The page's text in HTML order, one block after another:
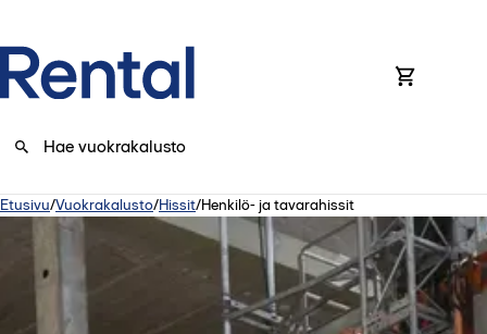
Etusivu/Vuokrakalusto/Hissit/Henkilö- ja tavarahissit